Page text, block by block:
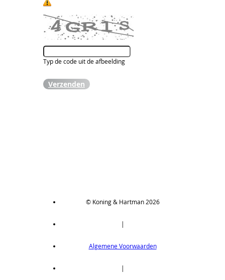
Typ de code uit de afbeelding
Verzenden
© Koning & Hartman 2026
|
Algemene Voorwaarden
|